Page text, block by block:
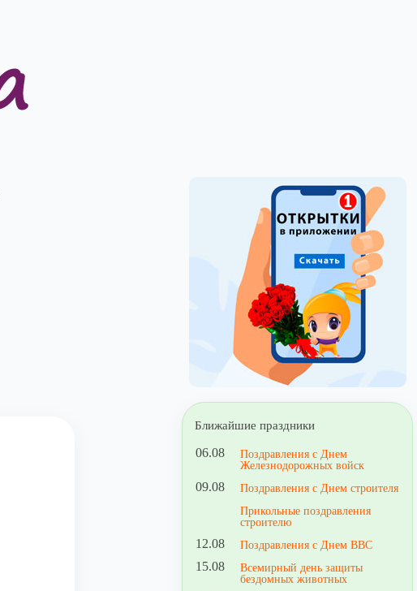
Ближайшие праздники
06.08
Поздравления с Днем
Железнодорожных войск
09.08
Поздравления с Днем строителя
Прикольные поздравления
строителю
12.08 Поздравления с Днем ВВС
15.08
Всемирный день защиты
бездомных животных